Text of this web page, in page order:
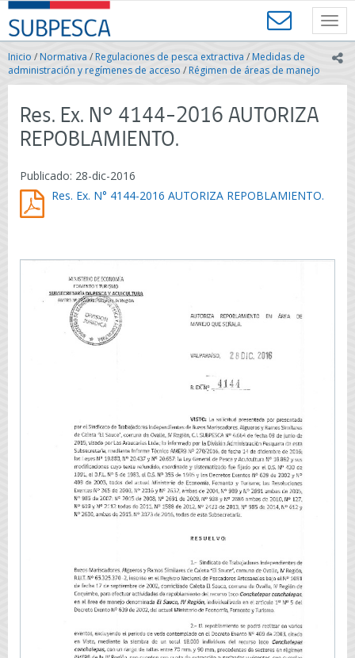
Contenido
principal
SUBPESCA
-
Subsecretaría
de
Pesca
Acuicultura
Gobierno
Chile
Inicio /Normativa / Regulaciones de pesca extractiva / Medidas de
administración y regímenes de acceso / Régimen de áreas de manejo
Res. Ex. N° 4144-2016 AUTORIZA
REPOBLAMIENTO.
Publicado: 28-dic-2016
Res. Ex. N° 4144-2016 AUTORIZA REPOBLAMIENTO.